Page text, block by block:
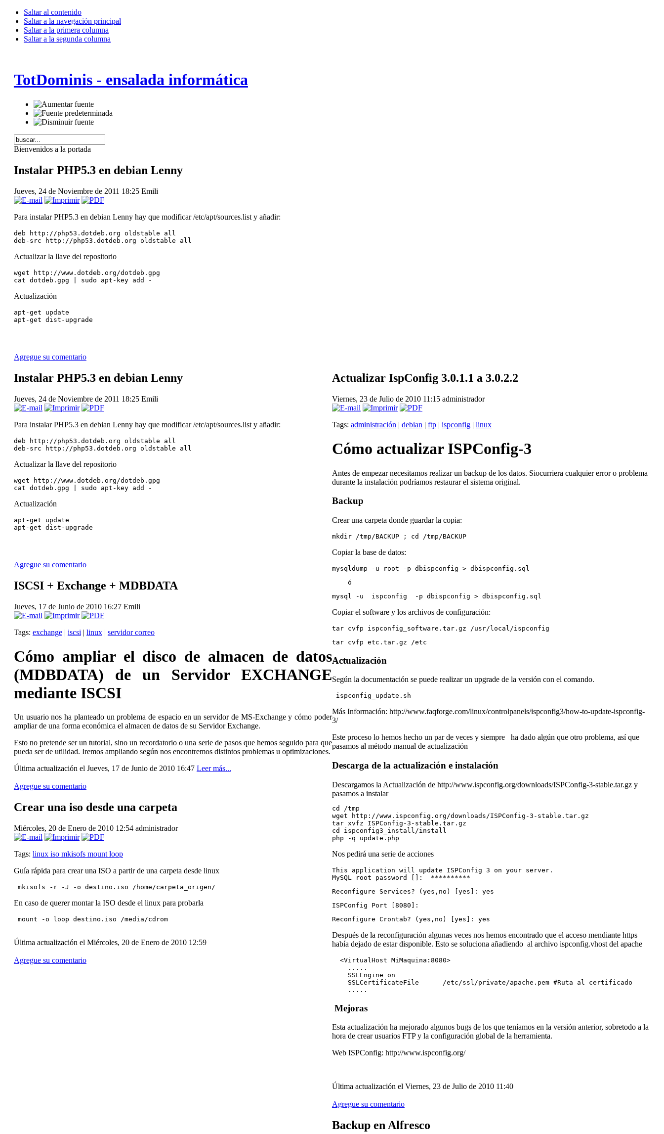
Saltar al contenido
Saltar a la navegación principal
Saltar a la primera columna
Saltar a la segunda columna
TotDominis - ensalada informática
Bienvenidos a la portada
Instalar PHP5.3 en debian Lenny
Jueves, 24 de Noviembre de 2011 18:25 Emili
Para instalar PHP5.3 en debian Lenny hay que modificar /etc/apt/sources.list y añadir:
deb http://php53.dotdeb.org oldstable all
deb-src http://php53.dotdeb.org oldstable all
Actualizar la llave del repositorio
wget http://www.dotdeb.org/dotdeb.gpg
cat dotdeb.gpg | sudo apt-key add -
Actualización
apt-get update
apt-get dist-upgrade
Agregue su comentario
Instalar PHP5.3 en debian Lenny
Jueves, 24 de Noviembre de 2011 18:25 Emili
Para instalar PHP5.3 en debian Lenny hay que modificar /etc/apt/sources.list y añadir:
deb http://php53.dotdeb.org oldstable all
deb-src http://php53.dotdeb.org oldstable all
Actualizar la llave del repositorio
wget http://www.dotdeb.org/dotdeb.gpg
cat dotdeb.gpg | sudo apt-key add -
Actualización
apt-get update
apt-get dist-upgrade
Agregue su comentario
ISCSI + Exchange + MDBDATA
Jueves, 17 de Junio de 2010 16:27 Emili
Tags: exchange| iscsi | linux| servidor correo
Cómo ampliar el disco de almacen de datos
(MDBDATA) de un Servidor EXCHANGE
mediante ISCSI
Un usuario nos ha planteado un problema de espacio en un servidor de MS-Exchange y cómo poder
ampliar de una forma económica el almacen de datos de su Servidor Exchange.
Esto no pretende ser un tutorial, sino un recordatorio o una serie de pasos que hemos seguido para que
pueda ser de utilidad. Iremos ampliando según nos encontremos distintos problemas u optimizaciones.
Última actualización el Jueves, 17 de Junio de 2010 16:47 Leer más...
Agregue su comentario
Crear una iso desde una carpeta
Miércoles, 20 de Enero de 2010 12:54 administrador
Tags: linux iso mkisofs mount loop
Guía rápida para crear una ISO a partir de una carpeta desde linux
mkisofs -r -J -o destino.iso /home/carpeta_origen/
En caso de querer montar la ISO desde el linux para probarla
mount -o loop destino.iso /media/cdrom
Última actualización el Miércoles, 20 de Enero de 2010 12:59
Agregue su comentario
Actualizar IspConfig 3.0.1.1 a 3.0.2.2
Viernes, 23 de Julio de 2010 11:15 administrador
Tags: administración | debian | ftp| ispconfig| linux
Cómo actualizar ISPConfig-3
Antes de empezar necesitamos realizar un backup de los datos. Siocurriera cualquier error o problema
durante la instalación podríamos restaurar el sistema original.
Backup
Crear una carpeta donde guardar la copia:
mkdir /tmp/BACKUP ; cd /tmp/BACKUP
Copiar la base de datos:
mysqldump -u root -p dbispconfig > dbispconfig.sql
    ó
mysql -u  ispconfig  -p dbispconfig > dbispconfig.sql
Copiar el software y los archivos de configuración:
tar cvfp ispconfig_software.tar.gz /usr/local/ispconfig
tar cvfp etc.tar.gz /etc
Actualización
Según la documentación se puede realizar un upgrade de la versión con el comando.
ispconfig_update.sh
Más Información: http://www.faqforge.com/linux/controlpanels/ispconfig3/how-to-update-ispconfig-
3/
Este proceso lo hemos hecho un par de veces y siempre ha dado algún que otro problema, así que
pasamos al método manual de actualización
Descarga de la actualización e instalación
Descargamos la Actualización de http://www.ispconfig.org/downloads/ISPConfig-3-stable.tar.gz y
pasamos a instalar
cd /tmp
wget http://www.ispconfig.org/downloads/ISPConfig-3-stable.tar.gz
tar xvfz ISPConfig-3-stable.tar.gz
cd ispconfig3_install/install
php -q update.php
Nos pedirá una serie de acciones
This application will update ISPConfig 3 on your server.
MySQL root password []:  **********
Reconfigure Services? (yes,no) [yes]: yes
ISPConfig Port [8080]:
Reconfigure Crontab? (yes,no) [yes]: yes
Después de la reconfiguración algunas veces nos hemos encontrado que el acceso mendiante https
había dejado de estar disponible. Esto se soluciona añadiendo al archivo ispconfig.vhost del apache
  <VirtualHost MiMaquina:8080>
    .....
SSLEngine on
    SSLCertificateFile      /etc/ssl/private/apache.pem #Ruta al certificado
    .....
Mejoras
Esta actualización ha mejorado algunos bugs de los que teníamos en la versión anterior, sobretodo a la
hora de crear usuarios FTP y la configuración global de la herramienta.
Web ISPConfig: http://www.ispconfig.org/
Última actualización el Viernes, 23 de Julio de 2010 11:40
Agregue su comentario
Backup en Alfresco